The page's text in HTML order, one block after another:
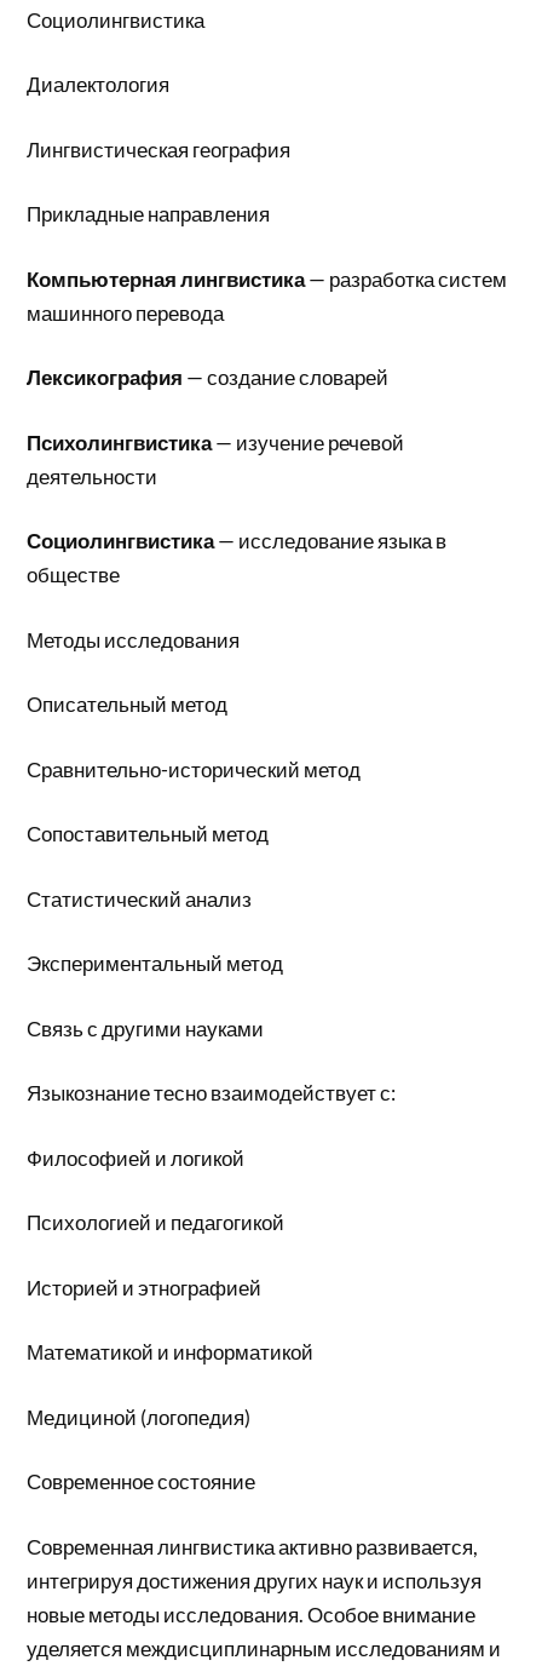
Социолингвистика
Диалектология
Лингвистическая география
Прикладные направления
Компьютерная лингвистика— разработка систем
машинного перевода
Лексикография — создание словарей
Психолингвистика— изучение речевой
деятельности
Социолингвистика— исследование языка в
обществе
Методы исследования
Описательный метод
Сравнительно-исторический метод
Сопоставительный метод
Статистический анализ
Экспериментальный метод
Связь с другими науками
Языкознание тесно взаимодействует с:
Философией и логикой
Психологией и педагогикой
Историей и этнографией
Математикой и информатикой
Медициной (логопедия)
Современное состояние
Современная лингвистика активно развивается,
интегрируя достижения других наук и используя
новые методы исследования. Особое внимание
уделяется междисциплинарным исследованиям и